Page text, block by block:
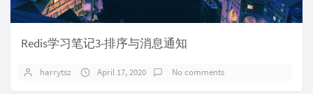
Redis学习笔记3-排序与消息通知
harrytsz April 17, 2020 No comments